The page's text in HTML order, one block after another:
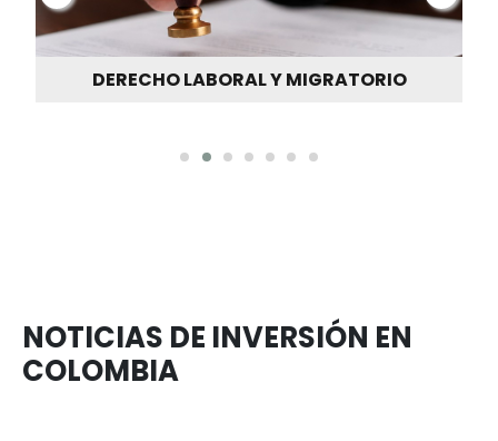
QUÍMICOS Y CIENCIAS DE LA
TECNOLOGÍAS E INDUSTRIAS